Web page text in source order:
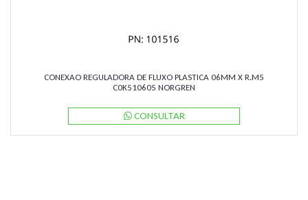
CONEXAO REGULADORA DE FLUXO PLASTICA 06MM X R.M5
C0K510605 NORGREN
CONSULTAR